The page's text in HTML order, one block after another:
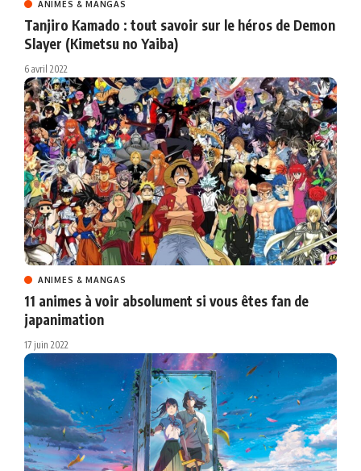
ANIMES & MANGAS
Tanjiro Kamado : tout savoir sur le héros de Demon
Slayer (Kimetsu no Yaiba)
6 avril 2022
ANIMES & MANGAS
11 animes à voir absolument si vous êtes fan de
japanimation
17 juin 2022